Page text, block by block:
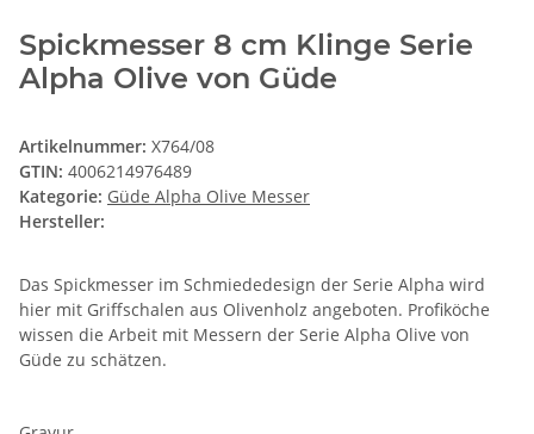
Spickmesser 8 cm Klinge Serie
Alpha Olive von Güde
Artikelnummer: X764/08
GTIN: 4006214976489
Kategorie: Güde Alpha Olive Messer
Hersteller:
Das Spickmesser im Schmiededesign der Serie Alpha wird
hier mit Griffschalen aus Olivenholz angeboten. Profiköche
wissen die Arbeit mit Messern der Serie Alpha Olive von
Güde zu schätzen.